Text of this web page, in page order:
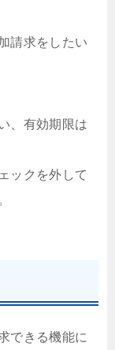
求をしたい
有効期限は
クを外して
できる機能に